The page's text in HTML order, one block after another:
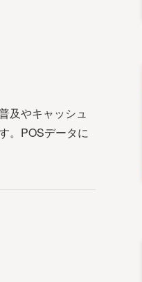
及やキャッシュ
。POSデータに